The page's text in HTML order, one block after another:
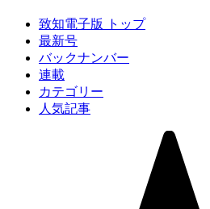
致知電子版 トップ
最新号
バックナンバー
連載
カテゴリー
人気記事